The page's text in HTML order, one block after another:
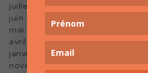
juillet 2021
juin 2021
mai 2021
avril 2021
janvier 2021
novembre 2020